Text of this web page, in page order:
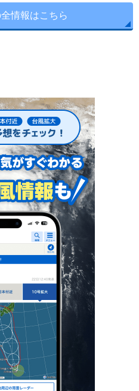
情報はこちら